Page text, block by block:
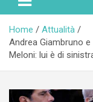
Home
Attualità
Andrea Giambruno
Meloni: lui è di